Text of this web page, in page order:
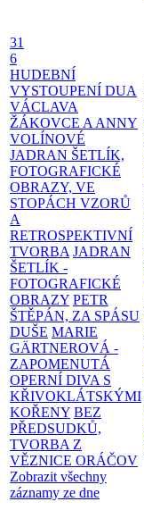
31
6
HUDEBNÍ
VYSTOUPENÍ DUA
VÁCLAVA
ŽÁKOVCE A ANNY
VOLÍNOVÉ
JADRAN ŠETLÍK,
FOTOGRAFICKÉ
OBRAZY, VE
STOPÁCH VZORŮ
A
RETROSPEKTIVNÍ
TVORBA JADRAN
ŠETLÍK -
FOTOGRAFICKÉ
OBRAZY PETR
ŠTĚPÁN, ZA SPÁSU
DUŠE MARIE
GÄRTNEROVÁ -
ZAPOMENUTÁ
OPERNÍ DIVA S
KŘIVOKLÁTSKÝMI
KOŘENY BEZ
PŘEDSUDKŮ,
TVORBA Z
VĚZNICE ORÁČOV
Zobrazit všechny
záznamy ze dne